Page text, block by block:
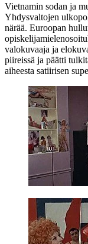
Vietnamin sodan ja
Yhdysvaltojen
närää. Euroopan
valokuvaaja ja
piireissä ja päätti
aiheesta satiirisen